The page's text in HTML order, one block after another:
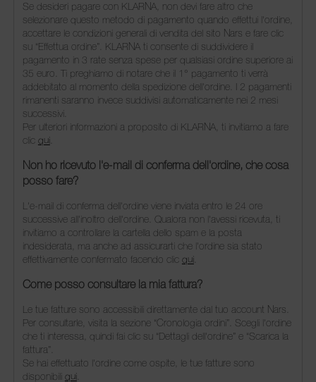
Se desideri pagare con KLARNA, non devi fare altro che
selezionare questo metodo di pagamento quando effettui l'ordine,
accettare le condizioni generali di vendita del sito Nars e fare clic
su “Effettua ordine”. KLARNA ti consente di suddividere il
pagamento in 3 rate senza spese per qualsiasi ordine superiore ai
35 euro. Ti preghiamo di notare che il 1° pagamento ti verrà
addebitato al momento della spedizione dell'ordine. I 2 pagamenti
rimanenti saranno invece suddivisi automaticamente nei 2 mesi
successivi.
Per ulteriori informazioni a proposito di KLARNA, ti invitiamo a fare
clic qui.
Non ho ricevuto l'e-mail di conferma dell'ordine, che cosa
posso fare?
L'e-mail di conferma dell'ordine viene inviata entro le 24 ore
successive all'inoltro dell'ordine. Qualora non l'avessi ricevuta, ti
invitiamo a controllare la cartella dello spam e la posta
indesiderata, ma anche ad assicurarti che l'ordine sia stato
effettivamente confermato facendo clic qui.
Come posso consultare la mia fattura?
Le tue fatture sono accessibili direttamente dal tuo account Nars.
Per consultarle, visita la sezione “Cronologia ordini”. Scegli l'ordine
che ti interessa, quindi fai clic su “Dettagli dell'ordine” e “Scarica la
fattura”.
Se hai effettuato l'ordine come ospite, le tue fatture sono
disponibili qui.